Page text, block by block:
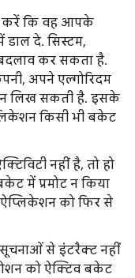
करें कि वह आपके
दे. सिस्टम,
कर सकता है.
अपने एल्गोरिदम
लिख सकती है. इसके
किसी भी बकेट
नहीं है, तो हो
में प्रमोट न किया
को फिर से
से इंटरैक्ट नहीं
को ऐक्टिव बकेट